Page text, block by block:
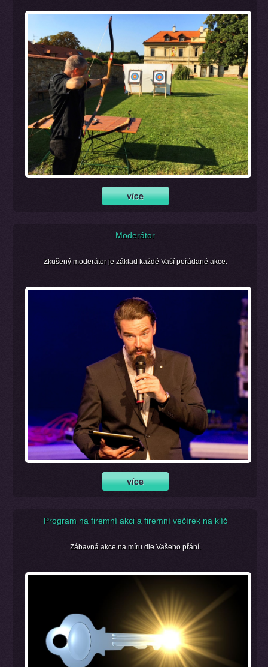
Moderátor
Zkušený moderátor je základ každé Vaší pořádané akce.
Program na firemní akci a firemní večírek na klíč
Zábavná akce na míru dle Vašeho přání.